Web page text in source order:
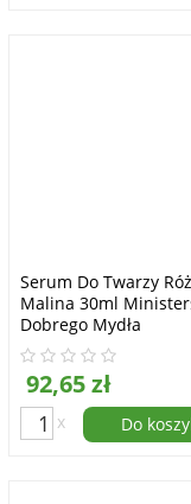
Serum Do Twarzy
Malina 30ml
Dobrego Mydła
92,65 zł
x Do